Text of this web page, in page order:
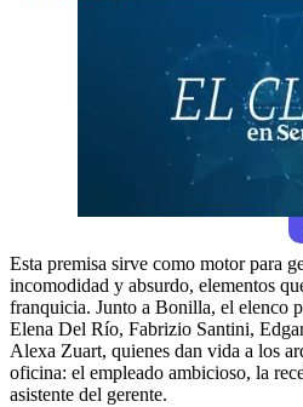
Esta premisa sirve como motor para
incomodidad y absurdo, elementos
franquicia. Junto a Bonilla, el elenco
Elena Del Río, Fabrizio Santini,
Alexa Zuart, quienes dan vida a los
oficina: el empleado ambicioso, la
asistente del gerente.